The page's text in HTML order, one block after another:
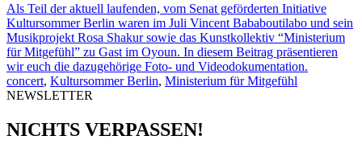
Als Teil der aktuell laufenden, vom Senat geförderten Initiative
Kultursommer Berlin waren im Juli Vincent Bababoutilabo und sein
Musikprojekt Rosa Shakur sowie das Kunstkollektiv “Ministerium
für Mitgefühl” zu Gast im Oyoun. In diesem Beitrag präsentieren
wir euch die dazugehörige Foto- und Videodokumentation.
concert, Kultursommer Berlin, Ministerium für Mitgefühl
NEWSLETTER
NICHTS VERPASSEN!